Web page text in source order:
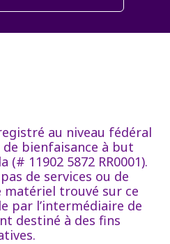
au niveau fédéral
bienfaisance à but
11902 5872 RR0001).
de services ou de
matériel trouvé sur ce
par l’intermédiaire de
destiné à des fins